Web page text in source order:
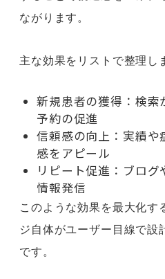
ながります。
主な効果をリストで整理し
新規患者の獲得：検
予約の促進
信頼感の向上：実績
感をアピール
リピート促進：ブロ
情報発信
このような効果を最大化す
ジ自体がユーザー目線で設
です。